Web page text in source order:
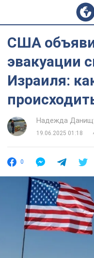
США
эвакуации
Израиля:
Надежда
19.06.2025 01:18
0